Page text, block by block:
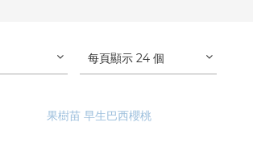
每頁顯示 24 個